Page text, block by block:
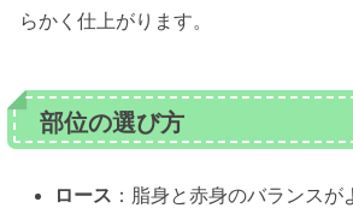
らかく仕上がります。
部位の選び方
ロース ：脂身と赤身のバランスが